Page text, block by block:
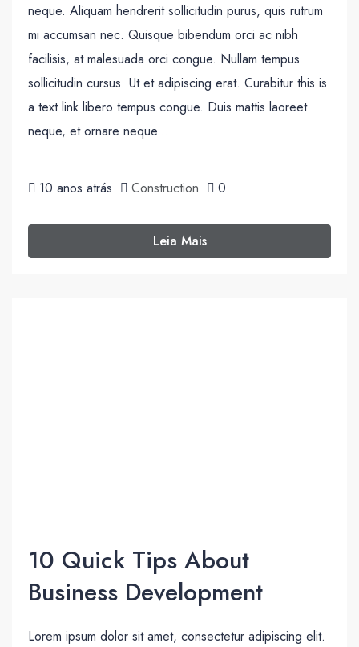
neque. Aliquam hendrerit sollicitudin purus, quis rutrum
mi accumsan nec. Quisque bibendum orci ac nibh
facilisis, at malesuada orci congue. Nullam tempus
sollicitudin cursus. Ut et adipiscing erat. Curabitur this is
a text link libero tempus congue. Duis mattis laoreet
neque, et ornare neque...
10 anos atrás Construction 0
Leia Mais
10 Quick Tips About
Business Development
Lorem ipsum dolor sit amet, consectetur adipiscing elit.